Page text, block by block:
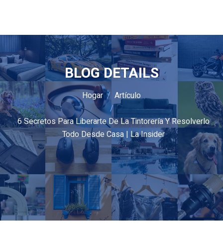
BLOG DETAILS
Hogar Artículo
6 Secretos Para Liberarte De La Tintorería Y Resolverlo
Todo Desde Casa | La Insider